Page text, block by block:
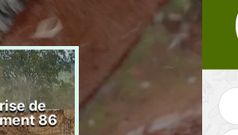
de
86
Bûcheron 86